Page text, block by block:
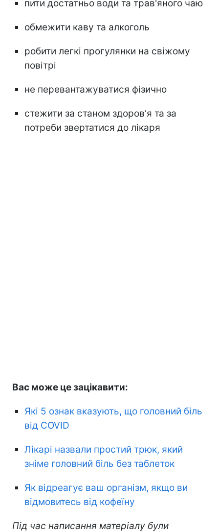
пити достатньо води та трав'яного чаю
обмежити каву та алкоголь
робити легкі прогулянки на свіжому
повітрі
не перевантажуватися фізично
стежити за станом здоров'я та за
потреби звертатися до лікаря
Вас може це зацікавити:
Які 5 ознак вказують, що головний біль
від COVID
Лікарі назвали простий трюк, який
зніме головний біль без таблеток
Як відреагує ваш організм, якщо ви
відмовитесь від кофеїну
Під час написання матеріалу були